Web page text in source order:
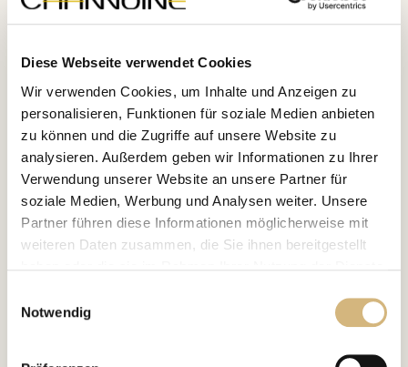
Diese Webseite verwendet Cookies
Wir verwenden Cookies, um Inhalte und Anzeigen zu
personalisieren, Funktionen für soziale Medien anbieten
zu können und die Zugriffe auf unsere Website zu
analysieren. Außerdem geben wir Informationen zu Ihrer
Verwendung unserer Website an unsere Partner für
soziale Medien, Werbung und Analysen weiter. Unsere
Partner führen diese Informationen möglicherweise mit
weiteren Daten zusammen, die Sie ihnen bereitgestellt
und im
mehr darüber, wer wir sind, wie Sie uns
Notwendig